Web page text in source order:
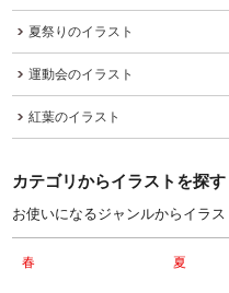
夏祭りのイラスト
運動会のイラスト
紅葉のイラスト
カテゴリからイラストを探す
お使いになるジャンルからイラ
春 夏